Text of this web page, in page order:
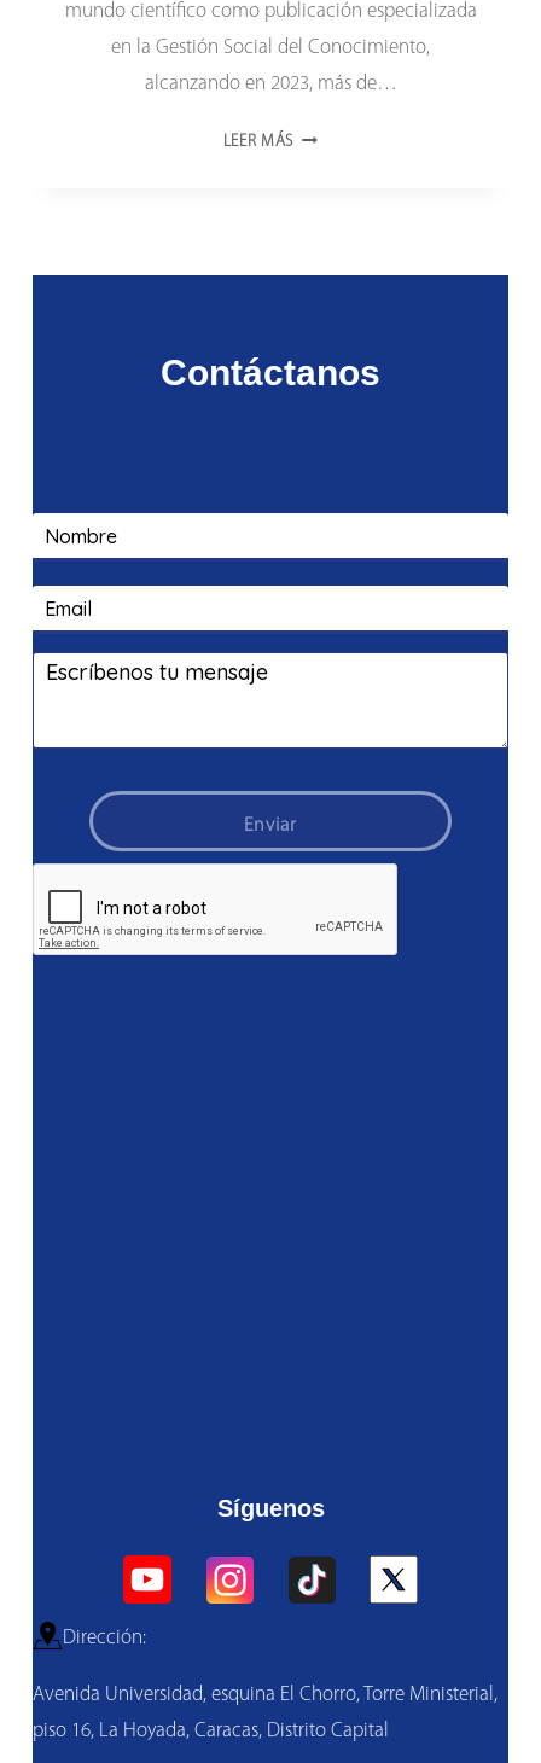
mundo científico como publicación especializada
en la Gestión Social del Conocimiento,
alcanzando en 2023, más de…
LEER MÁS ONCTI
Contáctanos
Enviar
Síguenos
Dirección:
Avenida Universidad, esquina El Chorro, Torre Ministerial,
piso 16, La Hoyada, Caracas, Distrito Capital